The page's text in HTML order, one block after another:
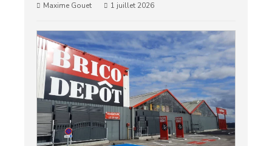
Maxime Gouet 1 juillet 2026